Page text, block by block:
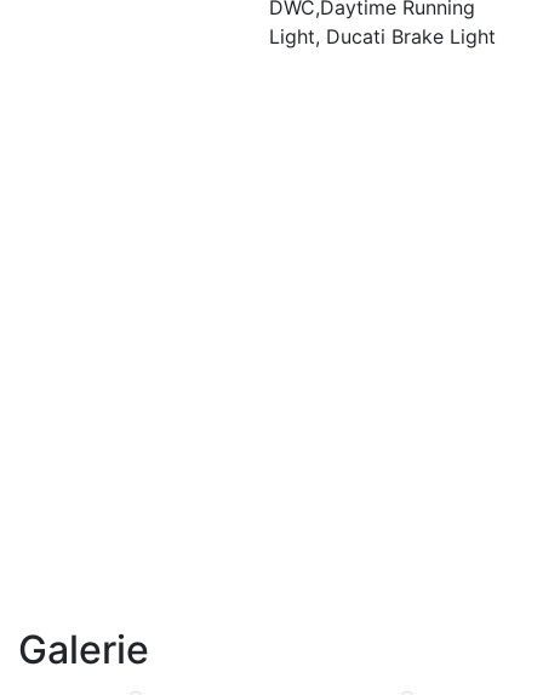
DWC,Daytime Running
Light, Ducati Brake Light
Galerie